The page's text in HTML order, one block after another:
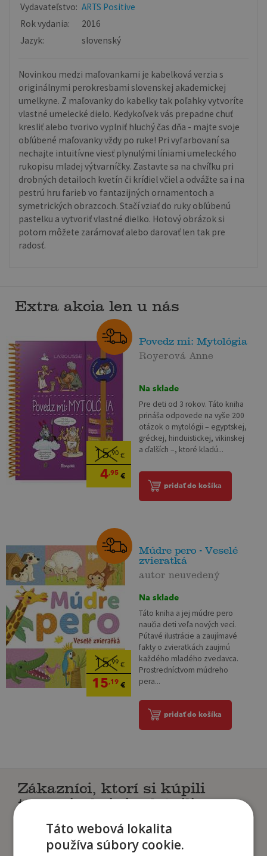
Vydavateľstvo: ARTS Positive
Rok vydania:
2016
Jazyk:
slovenský
Novinkou medzi maľovankami je kabelková verzia s
originálnymi perokresbami slovenskej akademickej
umelkyne. Z maľovanky do kabelky tak poľahky vytvoríte
vlastné umelecké dielo. Kedykoľvek vás prepadne chuť
kresliť alebo tvorivo vyplniť hluchý čas dňa - majte svoje
obľúbené maľovanky vždy po ruke! Pri vyfarbovaní sa
nechajte intuitívne viesť plynulými líniami umeleckého
rukopisu mladej výtvarníčky. Zastavte sa na chvíľku pri
drobných detailoch kvetín či krídiel včiel a odvážte sa i na
pestrú hru farieb vo fantazijných ornamentoch a
symetrických obrazcoch. Stačí vziať do ruky obľúbenú
pastelku a vytvoriť vlastné dielko. Hotový obrázok si
potom môžete zarámovať alebo darovať len tak pre
radosť.
Extra akcia len u nás
15,90€
4,95€
Povedz mi: Mytológia
Royerová Anne
Na sklade
Pre deti od 3 rokov. Táto kniha
prináša odpovede na vyše 200
otázok o mytológii – egyptskej,
gréckej, hinduistickej, vikinskej
a ďalších –, ktoré kladú...
pridať do košíka
15,99 €
15,19€
Múdre pero - Veselé
zvieratká
autor neuvedený
Na sklade
Táto kniha a jej múdre pero
naučia deti veľa nových vecí.
Pútavé ilustrácie a zaujímavé
fakty o zvieratkách zaujmú
každého mladého zvedavca.
Prostredníctvom múdreho
pera...
pridať do košíka
Zákazníci, ktorí si kúpili
tento titul si tiež kúpili
Táto webová lokalita
používa súbory cookie.